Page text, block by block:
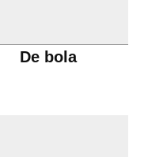
De bola